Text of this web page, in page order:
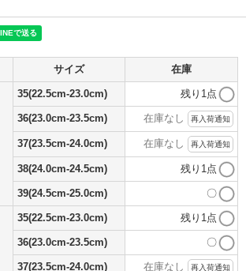
サイズ 在庫
35(22.5cm-23.0cm) 残り1点
36(23.0cm-23.5cm) 在庫なし 再入荷通知
37(23.5cm-24.0cm) 在庫なし 再入荷通知
38(24.0cm-24.5cm) 残り1点
39(24.5cm-25.0cm) 〇
35(22.5cm-23.0cm) 残り1点
36(23.0cm-23.5cm) 〇
37(23.5cm-24.0cm) 在庫なし 再入荷通知